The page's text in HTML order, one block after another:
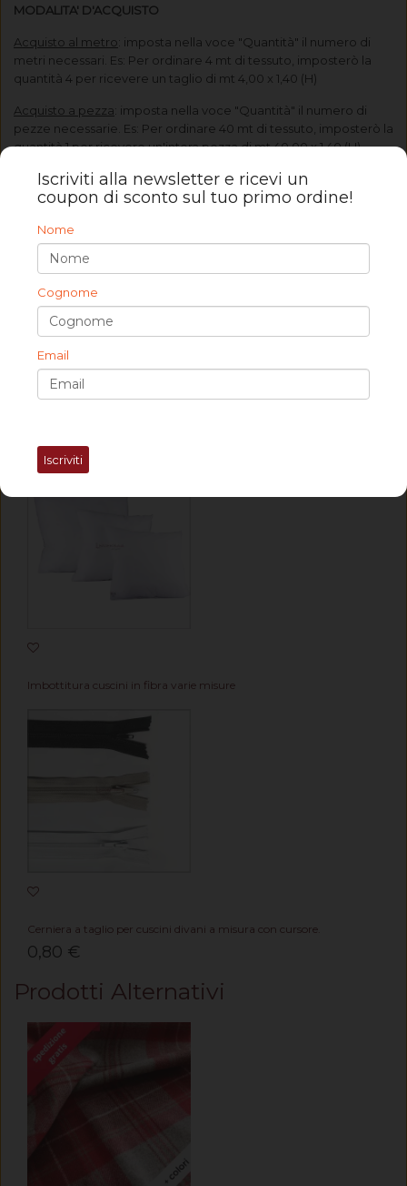
MODALITA' D'ACQUISTO
Acquisto al metro : imposta nella voce "Quantità" il numero di
metri necessari. Es: Per ordinare 4 mt di tessuto, imposterò la
quantità 4 per ricevere un taglio di mt 4,00 x 1,40 (H)
Acquisto a pezza : imposta nella voce "Quantità" il numero di
pezze necessarie. Es: Per ordinare 40 mt di tessuto, imposterò la
quantità 1 per ricevere un'intera pezza di mt 40,00 x 1,40 (H)
Prodotti correlati
Imbottitura cuscini in fibra varie misure
Cerniera a taglio per cuscini divani a misura con cursore.
0,80 €
Prodotti Alternativi
Iscriviti alla newsletter e ricevi un
coupon di sconto sul tuo primo ordine!
Nome
Cognome
Email
Iscriviti